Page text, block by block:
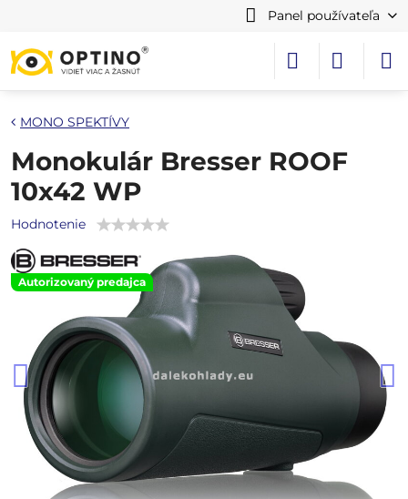
Panel používateľa
Autorizovaný predajca
MONO SPEKTÍVY
Monokulár Bresser ROOF
10x42 WP
Hodnotenie